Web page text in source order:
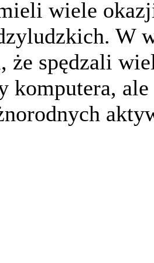
wiele
W
że spędzali
komputera,